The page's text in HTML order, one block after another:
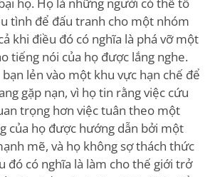
họ. Họ là những người có thể tổ
tình để đấu tranh cho một nhóm
khi điều đó có nghĩa là phá vỡ một
tiếng nói của họ được lắng nghe.
lẻn vào một khu vực hạn chế để
gặp nạn, vì họ tin rằng việc cứu
trọng hơn việc tuân theo một
của họ được hướng dẫn bởi một
mẽ, và họ không sợ thách thức
đó có nghĩa là làm cho thế giới trở